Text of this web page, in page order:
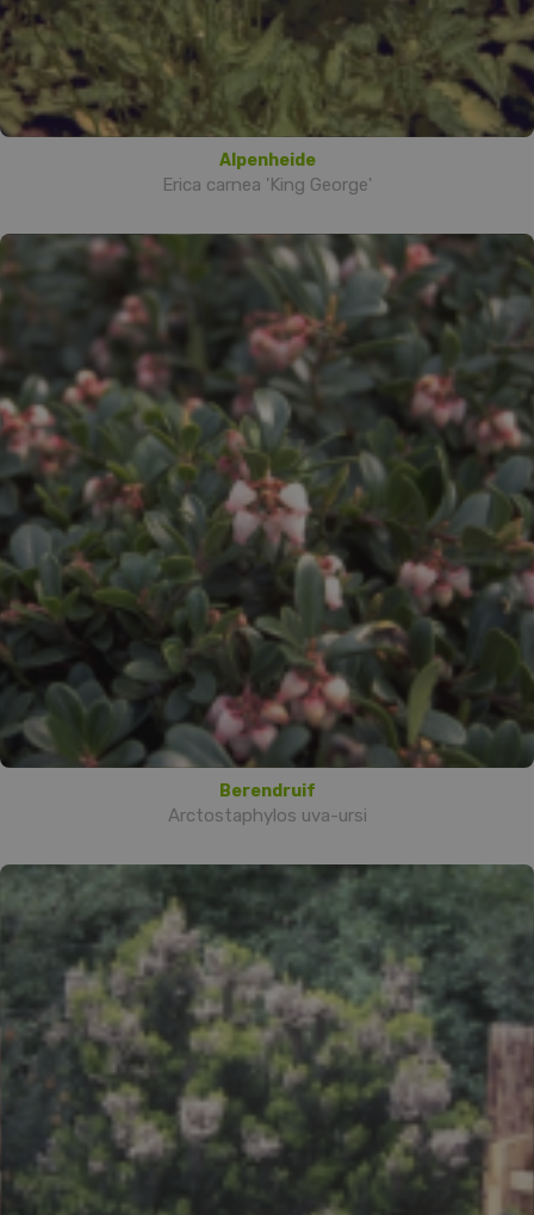
Alpenheide
Erica carnea 'King George'
Berendruif
Arctostaphylos uva-ursi